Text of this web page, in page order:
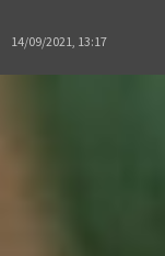
14/09/2021, 13:17